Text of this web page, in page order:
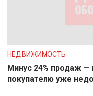
НЕДВИЖИМОСТЬ
Минус 24% продаж —
покупателю уже